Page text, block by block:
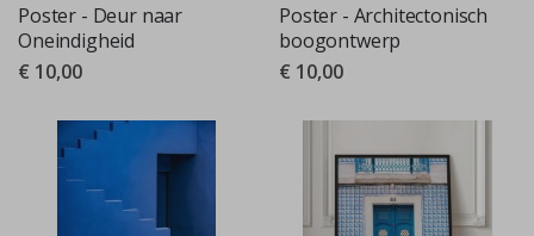
Poster - Deur naar
Oneindigheid
€ 10,00
Poster - Architectonisch
boogontwerp
€ 10,00